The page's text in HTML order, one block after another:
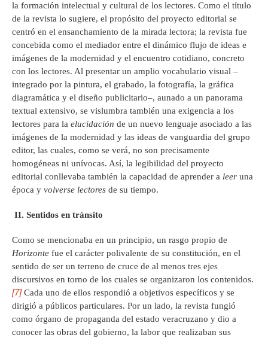
la formación intelectual y cultural de los lectores. Como el título
de la revista lo sugiere, el propósito del proyecto editorial se
centró en el ensanchamiento de la mirada lectora; la revista fue
concebida como el mediador entre el dinámico flujo de ideas e
imágenes de la modernidad y el encuentro cotidiano, concreto
con los lectores. Al presentar un amplio vocabulario visual –
integrado por la pintura, el grabado, la fotografía, la gráfica
diagramática y el diseño publicitario–, aunado a un panorama
textual extensivo, se vislumbra también una exigencia a los
lectores para la elucidación de un nuevo lenguaje asociado a las
imágenes de la modernidad y las ideas de vanguardia del grupo
editor, las cuales, como se verá, no son precisamente
homogéneas ni unívocas. Así, la legibilidad del proyecto
editorial conllevaba también la capacidad de aprender a leer una
época y volverse lectores de su tiempo.
II. Sentidos en tránsito
Como se mencionaba en un principio, un rasgo propio de
Horizonte fue el carácter polivalente de su constitución, en el
sentido de ser un terreno de cruce de al menos tres ejes
discursivos en torno de los cuales se organizaron los contenidos.
[7]Cada uno de ellos respondió a objetivos específicos y se
dirigió a públicos particulares. Por un lado, la revista fungió
como órgano de propaganda del estado veracruzano y dio a
conocer las obras del gobierno, la labor que realizaban sus